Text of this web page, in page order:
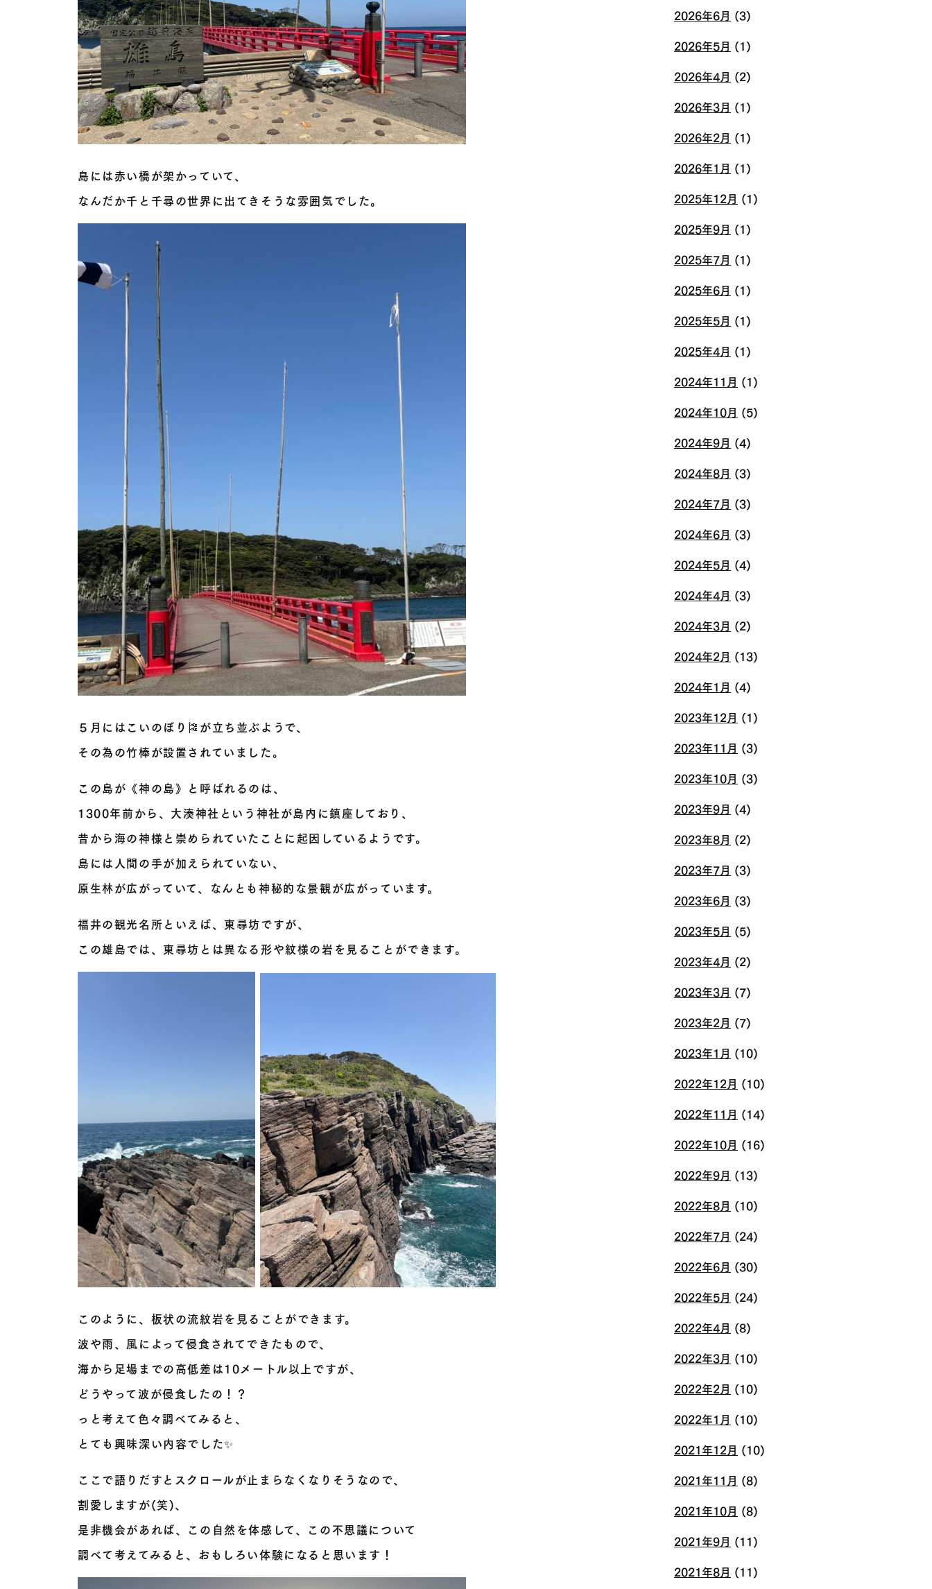
島には赤い橋が架かっていて、
なんだか千と千尋の世界に出てきそうな雰囲気でした。
５月にはこいのぼり🎏が立ち並ぶようで、
その為の竹棒が設置されていました。
この島が《神の島》と呼ばれるのは、
1300年前から、大湊神社という神社が島内に鎮座しており、
昔から海の神様と崇められていたことに起因しているようです。
島には人間の手が加えられていない、
原生林が広がっていて、なんとも神秘的な景観が広がっています。
福井の観光名所といえば、東尋坊ですが、
この雄島では、東尋坊とは異なる形や紋様の岩を見ることができます。
このように、板状の流紋岩を見ることができます。
波や雨、風によって侵食されてできたもので、
海から足場までの高低差は10メートル以上ですが、
どうやって波が侵食したの！？
っと考えて色々調べてみると、
とても興味深い内容でした✨
ここで語りだすとスクロールが止まらなくなりそうなので、
割愛しますが(笑)、
是非機会があれば、この自然を体感して、この不思議について
調べて考えてみると、おもしろい体験になると思います！
2026年6月 (3)
2026年5月 (1)
2026年4月 (2)
2026年3月 (1)
2026年2月 (1)
2026年1月 (1)
2025年12月 (1)
2025年9月 (1)
2025年7月 (1)
2025年6月 (1)
2025年5月 (1)
2025年4月 (1)
2024年11月 (1)
2024年10月 (5)
2024年9月 (4)
2024年8月 (3)
2024年7月 (3)
2024年6月 (3)
2024年5月 (4)
2024年4月 (3)
2024年3月 (2)
2024年2月 (13)
2024年1月 (4)
2023年12月 (1)
2023年11月 (3)
2023年10月 (3)
2023年9月 (4)
2023年8月 (2)
2023年7月 (3)
2023年6月 (3)
2023年5月 (5)
2023年4月 (2)
2023年3月 (7)
2023年2月 (7)
2023年1月 (10)
2022年12月 (10)
2022年11月 (14)
2022年10月 (16)
2022年9月 (13)
2022年8月 (10)
2022年7月 (24)
2022年6月 (30)
2022年5月 (24)
2022年4月 (8)
2022年3月 (10)
2022年2月 (10)
2022年1月 (10)
2021年12月 (10)
2021年11月 (8)
2021年10月 (8)
2021年9月 (11)
2021年8月 (11)